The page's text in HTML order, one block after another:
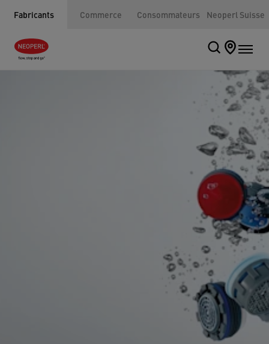
Fabricants Commerce Consommateurs Neoperl Suisse